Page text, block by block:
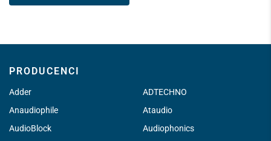
PRODUCENCI
Adder
ADTECHNO
Anaudiophile
Ataudio
AudioBlock
Audiophonics